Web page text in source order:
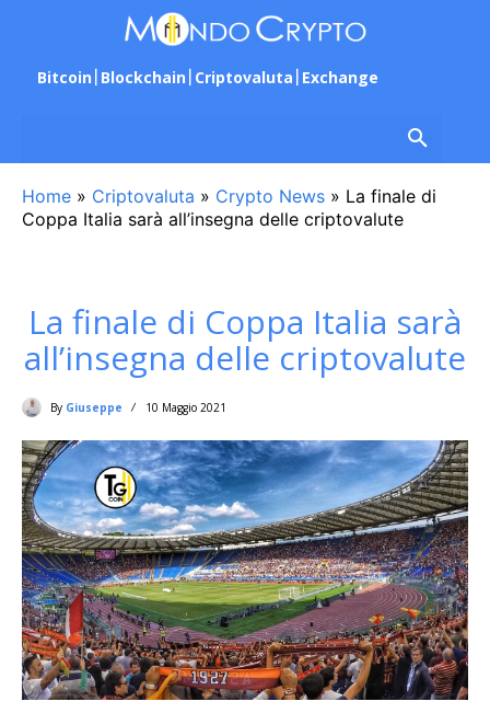
Bitcoin Blockchain Criptovaluta Exchange
Home » Criptovaluta » Crypto News » La finale di
Coppa Italia sarà all’insegna delle criptovalute
La finale di Coppa Italia sarà
all’insegna delle criptovalute
By Giuseppe 10 Maggio 2021